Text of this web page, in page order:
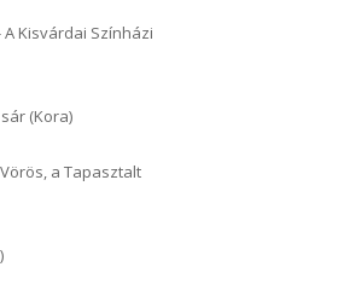
Kisvárdai Színházi
(Kora)
a Tapasztalt